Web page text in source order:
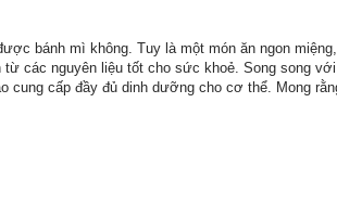
bánh mì không. Tuy là một món ăn ngon
các nguyên liệu tốt cho sức khoẻ. Song song
cung cấp đầy đủ dinh dưỡng cho cơ thể. Mong